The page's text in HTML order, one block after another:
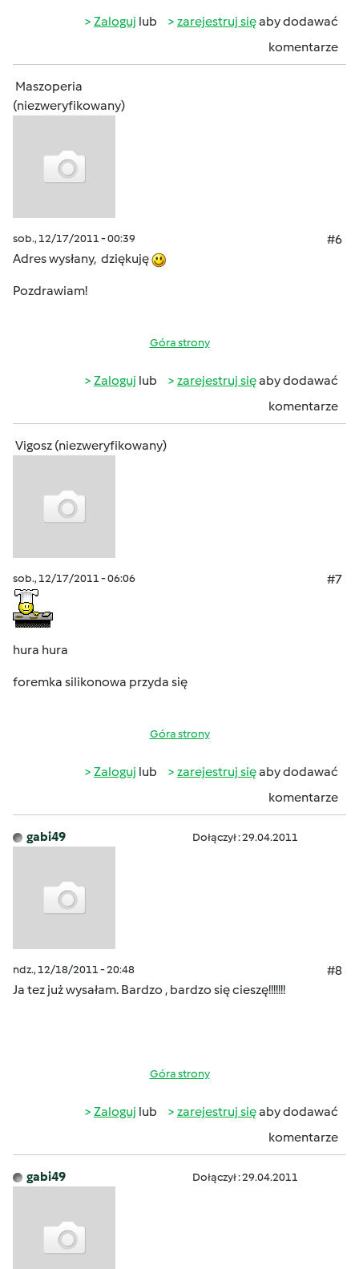
Zaloguj lub zarejestruj sięaby dodawać
komentarze
Maszoperia
(niezweryfikowany)
sob., 12/17/2011 - 00:39
#6
Adres wysłany, dziękuję
Pozdrawiam!
Góra strony
Zaloguj lub zarejestruj sięaby dodawać
komentarze
Vigosz (niezweryfikowany)
sob., 12/17/2011 - 06:06 #7
hura hura
foremka silikonowa przyda się
Góra strony
Zaloguj lub zarejestruj sięaby dodawać
komentarze
gabi49 Dołączył : 29.04.2011
ndz., 12/18/2011 - 20:48
#8
Ja tez już wysałam. Bardzo , bardzo się cieszę!!!!!!!
Góra strony
Zaloguj lub zarejestruj sięaby dodawać
komentarze
gabi49 Dołączył : 29.04.2011